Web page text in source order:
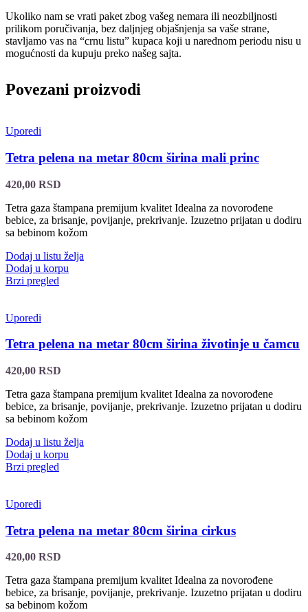
Ukoliko nam se vrati paket zbog vašeg nemara ili neozbiljnosti
prilikom poručivanja, bez daljnjeg objašnjenja sa vaše strane,
stavljamo vas na “crnu listu” kupaca koji u narednom periodu nisu u
mogućnosti da kupuju preko našeg sajta.
Povezani proizvodi
Uporedi
Tetra pelena na metar 80cm širina mali princ
420,00 RSD
Tetra gaza štampana premijum kvalitet Idealna za novorođene
bebice, za brisanje, povijanje, prekrivanje. Izuzetno prijatan u dodiru
sa bebinom kožom
Dodaj u listu želja
Dodaj u korpu
Brzi pregled
Uporedi
Tetra pelena na metar 80cm širina životinje u čamcu
420,00 RSD
Tetra gaza štampana premijum kvalitet Idealna za novorođene
bebice, za brisanje, povijanje, prekrivanje. Izuzetno prijatan u dodiru
sa bebinom kožom
Dodaj u listu želja
Dodaj u korpu
Brzi pregled
Uporedi
Tetra pelena na metar 80cm širina cirkus
420,00 RSD
Tetra gaza štampana premijum kvalitet Idealna za novorođene
bebice, za brisanje, povijanje, prekrivanje. Izuzetno prijatan u dodiru
sa bebinom kožom